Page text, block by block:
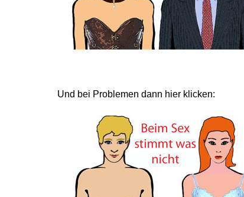
Und bei Problemen dann hier klicken: